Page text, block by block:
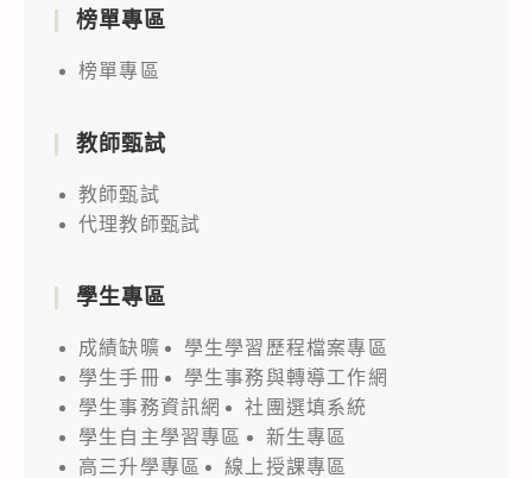
榜單專區
榜單專區
教師甄試
教師甄試
代理教師甄試
學生專區
成績缺曠
學生學習歷程檔案專區
學生手冊
學生事務與轉導工作網
學生事務資訊網
社團選填系統
學生自主學習專區
新生專區
高三升學專區
線上授課專區